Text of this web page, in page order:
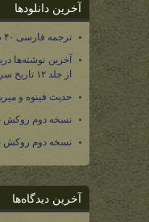
آخرین دانلودها
ترجمه فارسی ۴۰ صفحه از کتاب «سقوط نومه‌نور»
آخرین نوشته‌ها
از جلد ۱۲ تاریخ سرزمین میانه
حدیث فینوه و
نسخه دوم روکش
نسخه دوم روکش
آخرین دیدگاه‌ها